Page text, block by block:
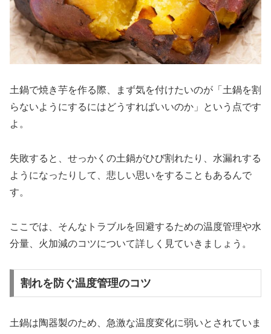
土鍋で焼き芋を作る際、まず気を付けたいのが「土鍋を割
らないようにするにはどうすればいいのか」という点です
よ。
失敗すると、せっかくの土鍋がひび割れたり、水漏れする
ようになったりして、悲しい思いをすることもあるんで
す。
ここでは、そんなトラブルを回避するための温度管理や水
分量、火加減のコツについて詳しく見ていきましょう。
割れを防ぐ温度管理のコツ
土鍋は陶器製のため、急激な温度変化に弱いとされていま